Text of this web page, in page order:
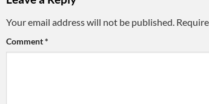
Your email address will not be published.
Comment*